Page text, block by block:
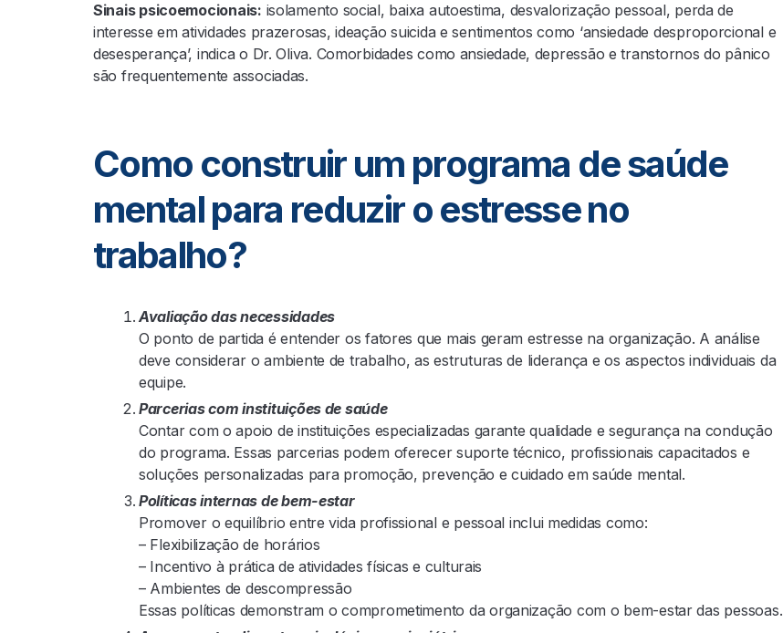
Sinais psicoemocionais: isolamento social, baixa autoestima, desvalorização pessoal, perda de
interesse em atividades prazerosas, ideação suicida e sentimentos como ‘ansiedade desproporcional e
desesperança’, indica o Dr. Oliva. Comorbidades como ansiedade, depressão e transtornos do pânico
são frequentemente associadas.
Como construir um programa de saúde
mental para reduzir o estresse no
trabalho?
Avaliação das necessidades
O ponto de partida é entender os fatores que mais geram estresse na organização. A análise
deve considerar o ambiente de trabalho, as estruturas de liderança e os aspectos individuais da
equipe.
Parcerias com instituições de saúde
Contar com o apoio de instituições especializadas garante qualidade e segurança na condução
do programa. Essas parcerias podem oferecer suporte técnico, profissionais capacitados e
soluções personalizadas para promoção, prevenção e cuidado em saúde mental.
Políticas internas de bem-estar
Promover o equilíbrio entre vida profissional e pessoal inclui medidas como:
– Flexibilização de horários
– Incentivo à prática de atividades físicas e culturais
– Ambientes de descompressão
Essas políticas demonstram o comprometimento da organização com o bem-estar das pessoas.